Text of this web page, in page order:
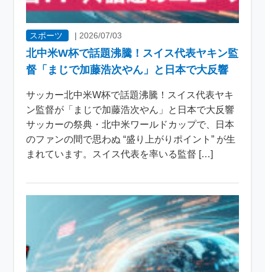
スポーツ | 2026/07/03
北中米W杯で話題沸騰！スイス代表ヤキン監
督「まじで加藤浩次やん」と日本で大反響
サッカー北中米W杯で話題沸騰！スイス代表ヤキ
ン監督が「まじで加藤浩次やん」と日本で大反響
サッカーの祭典・北中米ワールドカップで、日本
のファンの間で思わぬ “盛り上がりポイント” が生
まれています。スイス代表を率いる監督 […]